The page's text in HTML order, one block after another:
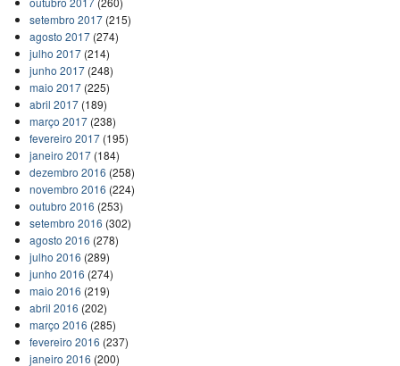
setembro 2017(215)
agosto 2017(274)
julho 2017(214)
junho 2017(248)
maio 2017(225)
abril 2017(189)
março 2017(238)
fevereiro 2017(195)
janeiro 2017(184)
dezembro 2016 (258)
novembro 2016 (224)
outubro 2016 (253)
setembro 2016 (302)
agosto 2016 (278)
julho 2016 (289)
junho 2016 (274)
maio 2016 (219)
abril 2016 (202)
março 2016 (285)
fevereiro 2016 (237)
janeiro 2016 (200)